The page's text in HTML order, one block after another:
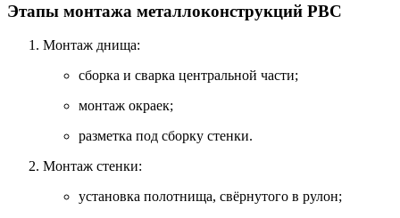
Этапы монтажа металлоконструкций РВС
Монтаж днища:
сборка и сварка центральной части;
монтаж окраек;
разметка под сборку стенки.
Монтаж стенки:
установка полотнища, свёрнутого в рулон;